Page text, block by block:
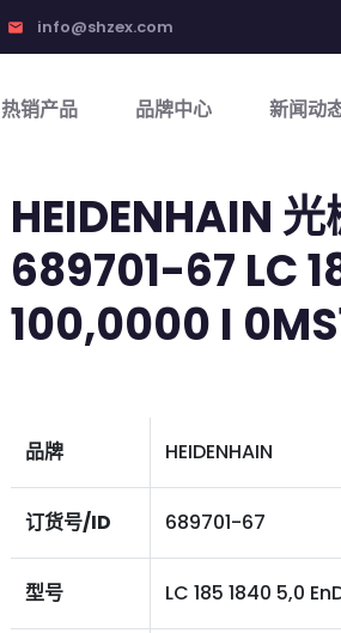
email info@shzex.com
热销产品 品牌中心 新闻动
HEIDENHAIN 光
689701-67 LC
100,0000 I
品牌 HEIDENHAIN
订货号/ID 689701-67
型号 LC 185 1840 5,0